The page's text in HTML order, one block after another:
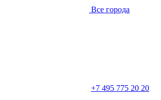
Все города
+7 495 775 20 20